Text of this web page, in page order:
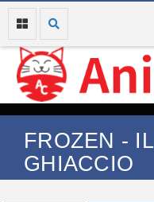
FROZEN -
GHIACCIO